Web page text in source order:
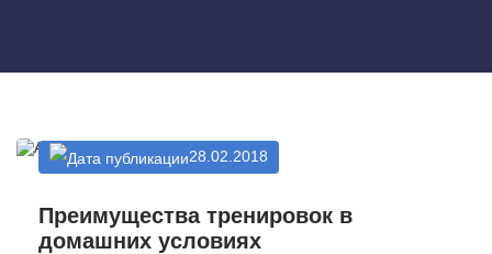
28.02.2018
Преимущества тренировок в
домашних условиях